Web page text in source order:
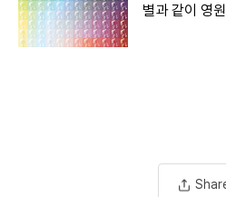
별과 같이 영